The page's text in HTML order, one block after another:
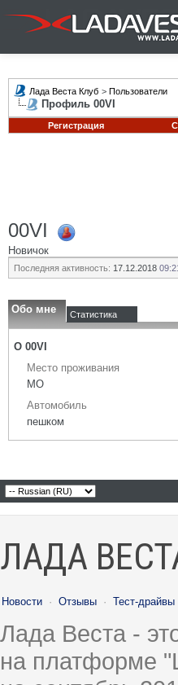
Лада Веста Клуб > Пользователи
Профиль 00VI
Регистрация
00VI
Новичок
Последняя активность: 17.12.2018
Обо мне Статистика
О 00VI
Место проживания
МО
Автомобиль
пешком
ЛАДА
Новости · Отзывы · Тест-драйвы
Лада Веста -
на платформе